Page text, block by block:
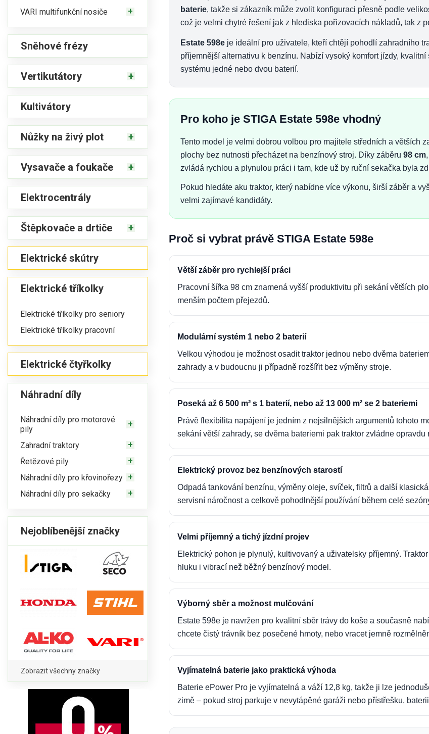
VARI multifunkční nosiče
Sněhové frézy
Vertikutátory
Kultivátory
Nůžky na živý plot
Vysavače a foukače
Elektrocentrály
Štěpkovače a drtiče
Elektrické skútry
Elektrické tříkolky
Elektrické tříkolky pro seniory
Elektrické tříkolky pracovní
Elektrické čtyřkolky
Náhradní díly
Náhradní díly pro motorové
pily
Zahradní traktory
Řetězové pily
Náhradní díly pro křovinořezy
Náhradní díly pro sekačky
Nejoblíbenější značky
Zobrazit všechny značky
baterie, takže si zákazník může zvolit konfiguraci přesně podle
což je velmi chytré řešení jak z hlediska pořizovacích nákladů, tak z
Estate 598e je ideální pro uživatele, kteří chtějí pohodlí zahradního
příjemnější alternativu k benzínu. Nabízí vysoký komfort jízdy,
systému jedné nebo dvou baterií.
Pro koho je STIGA Estate 598e vhodný
Tento model je velmi dobrou volbou pro majitele středních a větších
plochy bez nutnosti přecházet na benzínový stroj. Díky záběru 98 cm
zvládá rychlou a plynulou práci i tam, kde už by ruční sekačka byla
Pokud hledáte aku traktor, který nabídne více výkonu, širší záběr a
velmi zajímavé kandidáty.
Proč si vybrat právě STIGA Estate 598e
Větší záběr pro rychlejší práci
Pracovní šířka 98 cm znamená vyšší produktivitu při sekání větších
menším počtem přejezdů.
Modulární systém 1 nebo 2 baterií
Velkou výhodou je možnost osadit traktor jednou nebo dvěma
zahrady a v budoucnu ji případně rozšířit bez výměny stroje.
Poseká až 6 500 m² s 1 baterií, nebo až 13 000 m² se 2 bateriemi
Právě flexibilita napájení je jedním z nejsilnějších argumentů tohoto
sekání větší zahrady, se dvěma bateriemi pak traktor zvládne
Elektrický provoz bez benzínových starostí
Odpadá tankování benzínu, výměny oleje, svíček, filtrů a další
servisní náročnost a celkově pohodlnější používání během celé
Velmi příjemný a tichý jízdní projev
Elektrický pohon je plynulý, kultivovaný a uživatelsky příjemný.
hluku i vibrací než běžný benzínový model.
Výborný sběr a možnost mulčování
Estate 598e je navržen pro kvalitní sběr trávy do koše a současně
chcete čistý trávník bez posečené hmoty, nebo vracet jemně
Vyjímatelná baterie jako praktická výhoda
Baterie ePower Pro je vyjímatelná a váží 12,8 kg, takže ji lze
zimě – pokud stroj parkuje v nevytápěné garáži nebo přístřešku,